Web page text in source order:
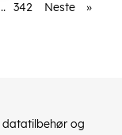
.. 342 Neste »
og